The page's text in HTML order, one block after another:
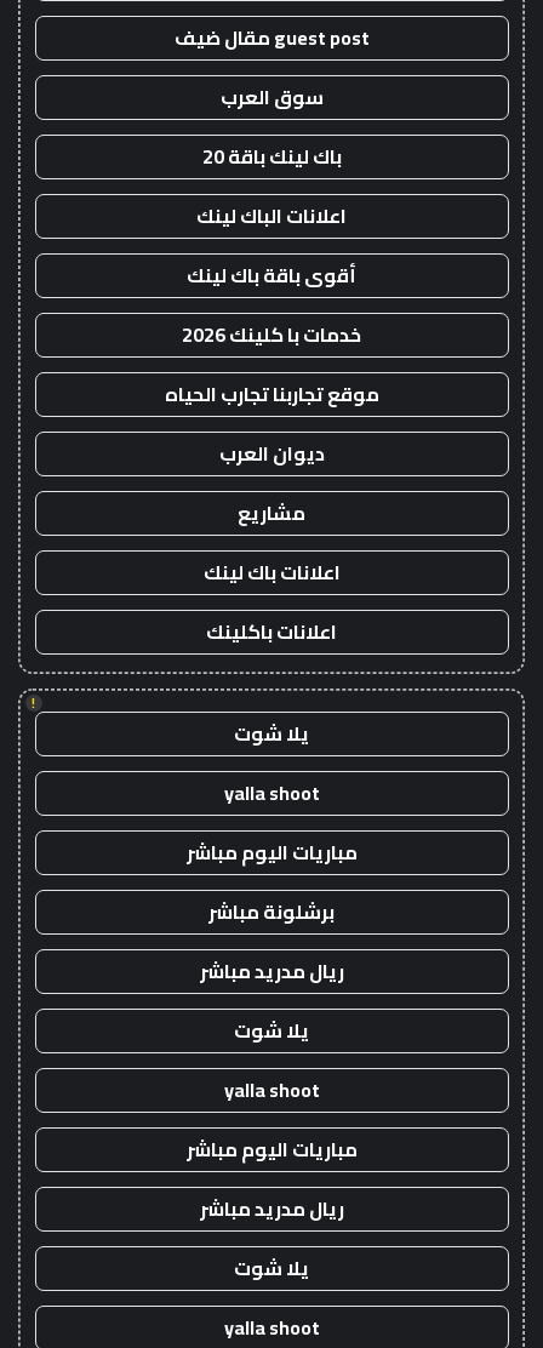
guest post مقال ضيف
سوق العرب
باك لينك باقة 20
اعلانات الباك لينك
أقوى باقة باك لينك
خدمات با كلينك 2026
موقع تجاربنا تجارب الحياه
ديوان العرب
مشاريع
اعلانات باك لينك
اعلانات باكلينك
!
يلا شوت
yalla shoot
مباريات اليوم مباشر
برشلونة مباشر
ريال مدريد مباشر
يلا شوت
yalla shoot
مباريات اليوم مباشر
ريال مدريد مباشر
يلا شوت
yalla shoot